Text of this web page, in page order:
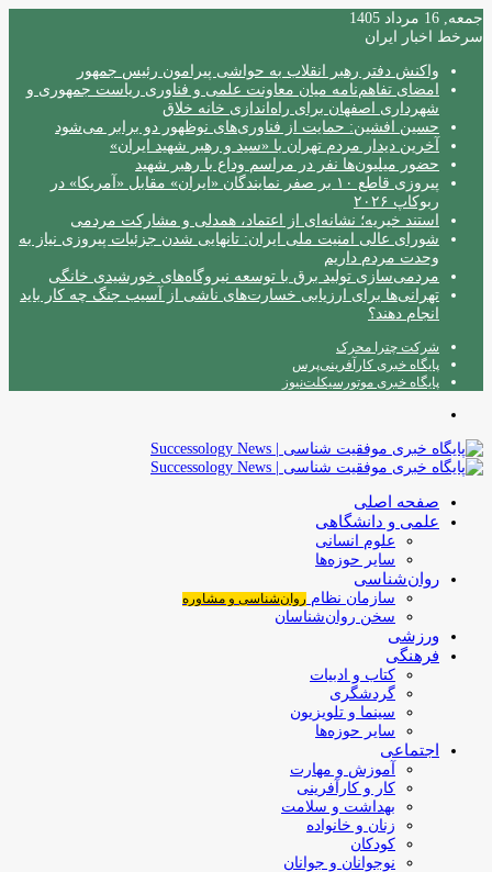
جمعه, 16 مرداد 1405
سرخط اخبار ایران
واکنش دفتر رهبر انقلاب به حواشی پیرامون رئیس جمهور
امضای تفاهم‌نامه میان معاونت علمی و فناوری ریاست جمهوری و
شهرداری اصفهان برای راه‌اندازی خانه خلاق
حسین افشین: حمایت از فناوری‌های نوظهور دو برابر می‌شود
آخرین دیدار مردم تهران با «سید و رهبر شهید ایران»
حضور میلیون‌ها نفر در مراسم وداع با رهبر شهید
پیروزی قاطع ۱۰ بر صفر نمایندگان «ایران» مقابل «آمریکا» در
ربوکاپ ۲۰۲۶
استند خیریه؛ نشانه‌ای از اعتماد، همدلی و مشارکت مردمی
شورای عالی امنیت ملی ایران: تانهایی شدن جزئیات پیروزی نیاز به
وحدت مردم داریم
مردمی‌سازی تولید برق با توسعه نیروگاه‌های خورشیدی خانگی
تهرانی‌ها برای ارزیابی خسارت‌های ناشی از آسیب جنگ چه کار باید
انجام دهند؟
شرکت چترا محرک
پایگاه خبری کارآفرینی‌پرس
پایگاه خبری موتورسیکلت‌نیوز
صفحه اصلی
علمی و دانشگاهی
علوم انسانی
سایر حوزه‌ها
روان‌شناسی
سازمان نظام روان‌شناسی و مشاوره
سخن روان‌شناسان
ورزشی
فرهنگی
کتاب و ادبیات
گردشگری
سینما و تلویزیون
سایر حوزه‌ها
اجتماعی
آموزش و مهارت
کار و کارآفرینی
بهداشت و سلامت
زنان و خانواده
کودکان
نوجوانان و جوانان